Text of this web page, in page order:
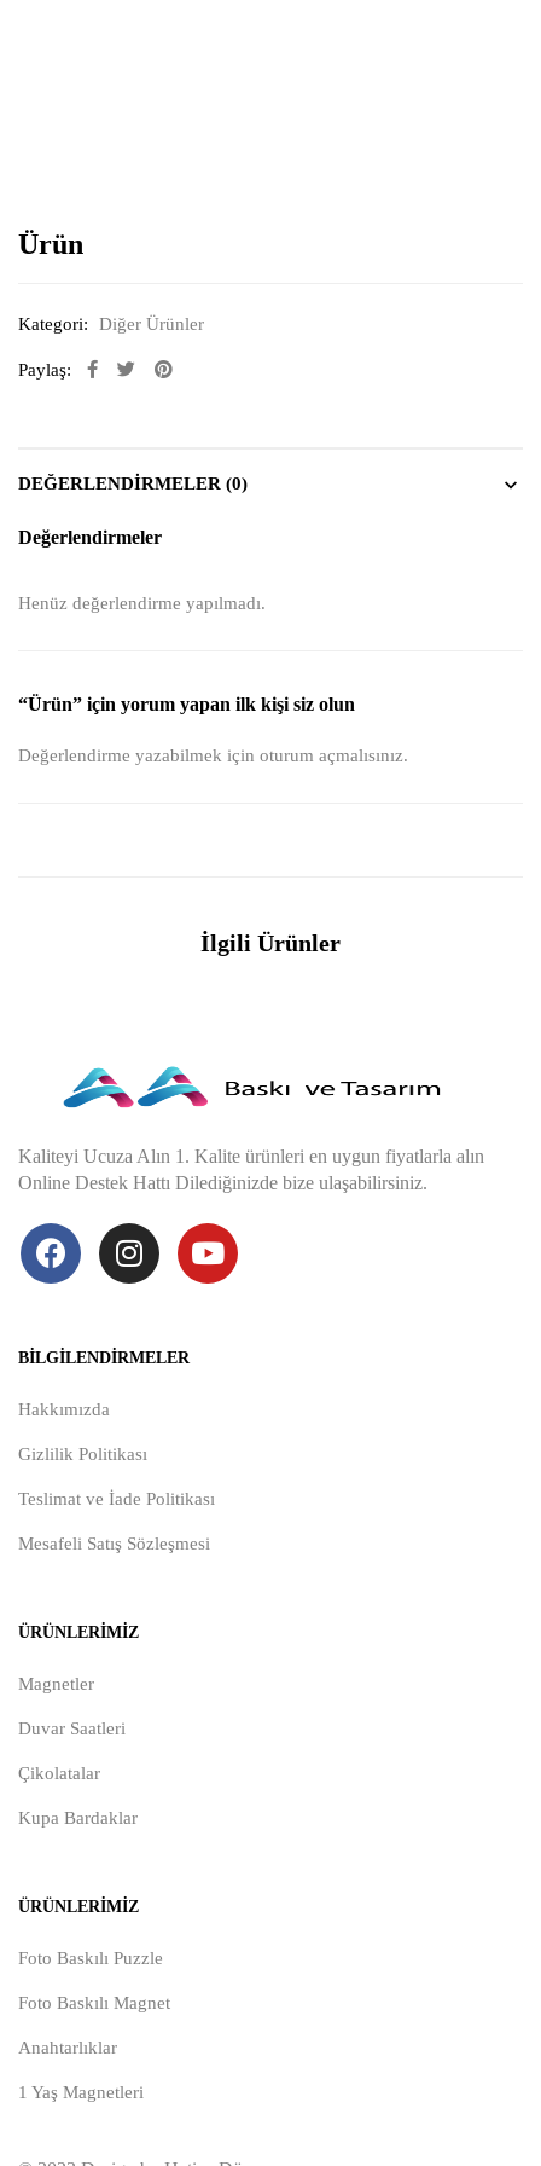
Ürün
Kategori: Diğer Ürünler
Paylaş:
DEĞERLENDIRMELER (0)
Değerlendirmeler
Henüz değerlendirme yapılmadı.
“Ürün” için yorum yapan ilk kişi siz olun
Değerlendirme yazabilmek için oturum açmalısınız.
İlgili Ürünler
Kaliteyi Ucuza Alın 1. Kalite ürünleri en uygun fiyatlarla alın
Online Destek Hattı Dilediğinizde bize ulaşabilirsiniz.
BILGILENDIRMELER
Hakkımızda
Gizlilik Politikası
Teslimat ve İade Politikası
Mesafeli Satış Sözleşmesi
ÜRÜNLERIMIZ
Magnetler
Duvar Saatleri
Çikolatalar
Kupa Bardaklar
ÜRÜNLERIMIZ
Foto Baskılı Puzzle
Foto Baskılı Magnet
Anahtarlıklar
1 Yaş Magnetleri